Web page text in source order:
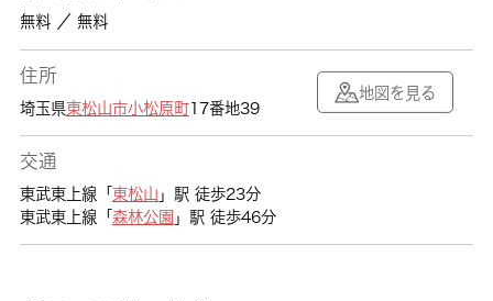
無料 ／ 無料
住所
埼玉県東松山市小松原町17番地39
地図を見る
交通
東武東上線「 東松山 」駅 徒歩23分
東武東上線「 森林公園 」駅 徒歩46分